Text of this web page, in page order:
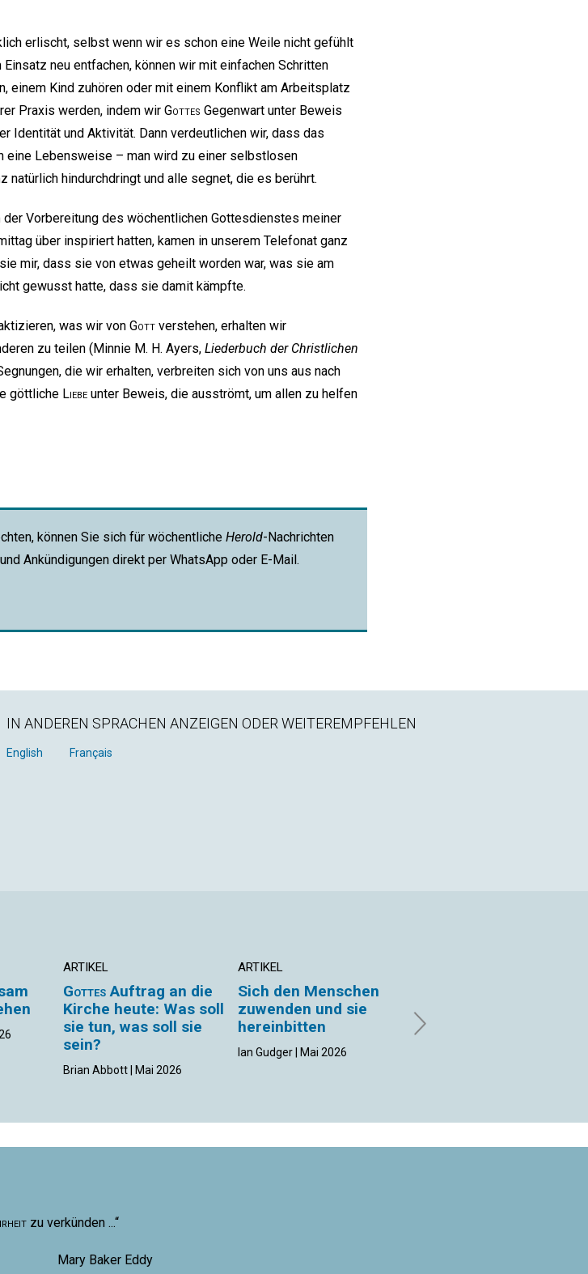
erlischt, selbst wenn wir es schon eine Weile nicht gefühlt
neu entfachen, können wir mit einfachen Schritten
einem Kind zuhören oder mit einem Konflikt am Arbeitsplatz
Praxis werden, indem wir Gottes Gegenwart unter Beweis
Identität und Aktivität. Dann verdeutlichen wir, dass das
eine Lebensweise – man wird zu einer selbstlosen
natürlich hindurchdringt und alle segnet, die es berührt.
der Vorbereitung des wöchentlichen Gottesdienstes meiner
über inspiriert hatten, kamen in unserem Telefonat ganz
mir, dass sie von etwas geheilt worden war, was sie am
gewusst hatte, dass sie damit kämpfte.
was wir von Gott verstehen, erhalten wir
zu teilen (Minnie M. H. Ayers, Liederbuch der Christlichen
die wir erhalten, verbreiten sich von uns aus nach
göttliche Liebe unter Beweis, die ausströmt, um allen zu helfen
können Sie sich für wöchentliche Herold-Nachrichten
Ankündigungen direkt per WhatsApp oder E-Mail.
IN ANDEREN SPRACHEN ANZEIGEN ODER WEITEREMPFEHLEN
English Français
ARTIKEL
GottesAuftrag an die
Kirche heute: Was soll
sie tun, was soll sie
sein?
Brian Abbott | Mai 2026
ARTIKEL
Sich den Menschen
zuwenden und sie
hereinbitten
Ian Gudger | Mai 2026
Gegenwart des
Christus keine
zu verkünden ...“
Eddy